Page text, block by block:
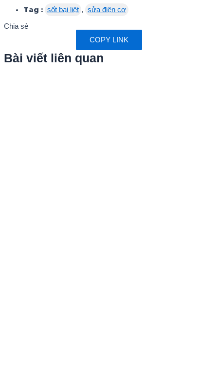
Tag : sốt bại liệt , sửa điện cơ
Chia sẻ
COPY LINK
Bài viết liên quan